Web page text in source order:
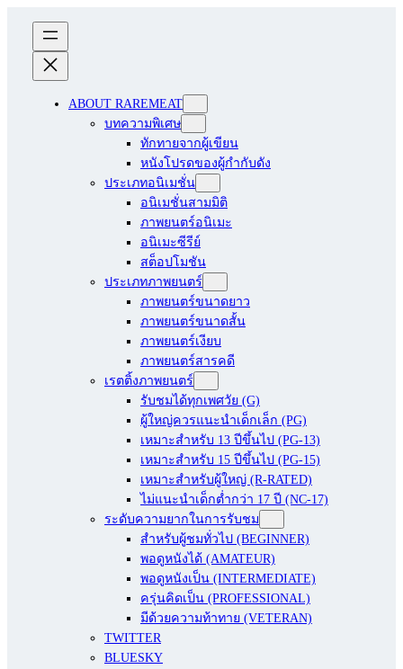
ABOUT RAREMEAT
บทความพิเศษ
ทักทายจากผู้เขียน
หนังโปรดของผู้กำกับดัง
ประเภทอนิเมชั่น
อนิเมชั่นสามมิติ
ภาพยนตร์อนิเมะ
อนิเมะซีรีย์
สต็อปโมชัน
ประเภทภาพยนตร์
ภาพยนตร์ขนาดยาว
ภาพยนตร์ขนาดสั้น
ภาพยนตร์เงียบ
ภาพยนตร์สารคดี
เรตติ้งภาพยนตร์
รับชมได้ทุกเพศวัย (G)
ผู้ใหญ่ควรแนะนำเด็กเล็ก (PG)
เหมาะสำหรับ 13 ปีขึ้นไป (PG-13)
เหมาะสำหรับ 15 ปีขึ้นไป (PG-15)
เหมาะสำหรับผู้ใหญ่ (R-RATED)
ไม่แนะนำเด็กต่ำกว่า 17 ปี (NC-17)
ระดับความยากในการรับชม
สำหรับผู้ชมทั่วไป (BEGINNER)
พอดูหนังได้ (AMATEUR)
พอดูหนังเป็น (INTERMEDIATE)
ครุ่นคิดเป็น (PROFESSIONAL)
มีด้วยความท้าทาย (VETERAN)
TWITTER
BLUESKY